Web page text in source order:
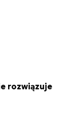
rozwiązuje